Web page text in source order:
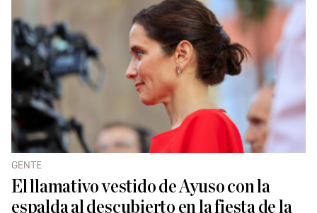
GENTE
El llamativo vestido de Ayuso con la
espalda al descubierto en la fiesta de la